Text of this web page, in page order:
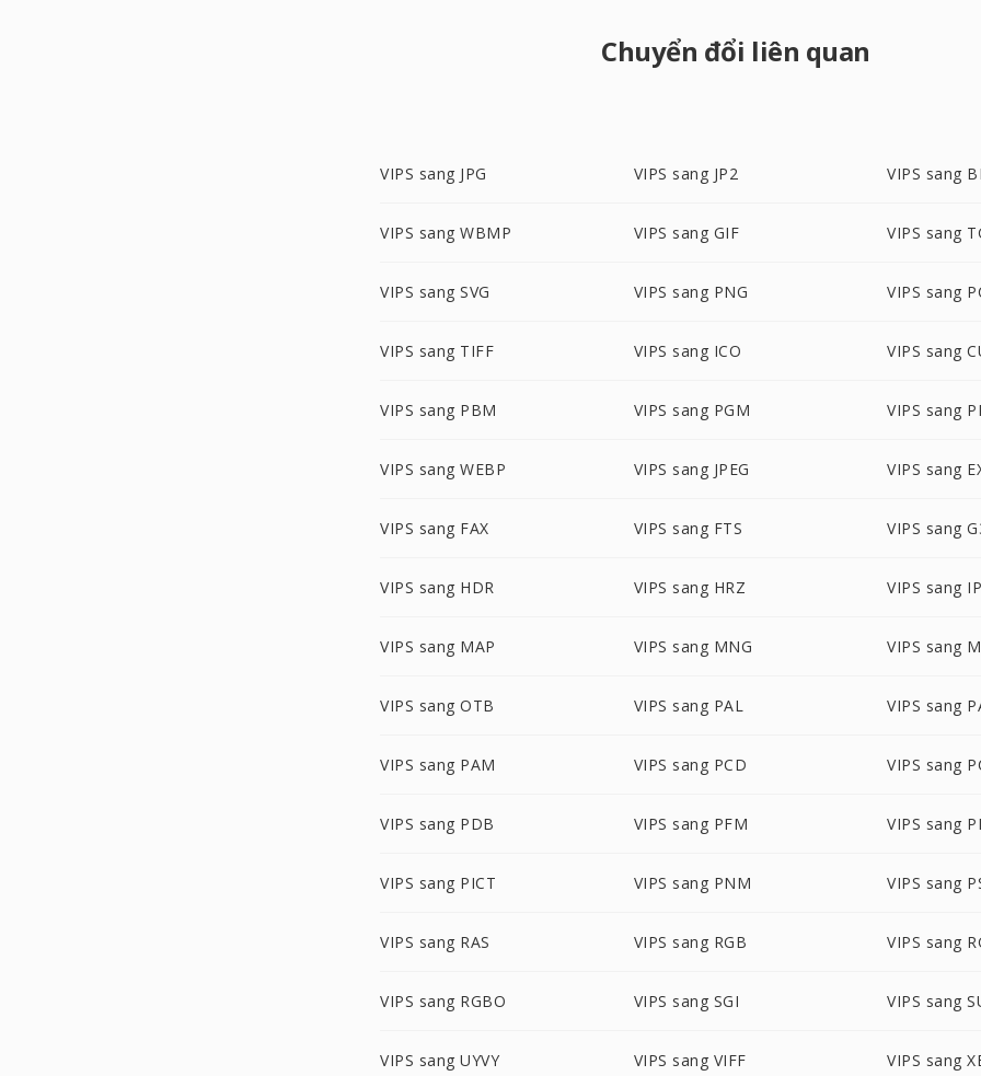
Chuyển đổi liên quan
VIPS sang JPG VIPS sang JP2 VIPS sang
VIPS sang WBMP VIPS sang GIF VIPS sang
VIPS sang SVG VIPS sang PNG VIPS sang
VIPS sang TIFF VIPS sang ICO VIPS sang
VIPS sang PBM VIPS sang PGM VIPS sang
VIPS sang WEBP VIPS sang JPEG VIPS sang
VIPS sang FAX VIPS sang FTS VIPS sang
VIPS sang HDR VIPS sang HRZ VIPS sang
VIPS sang MAP VIPS sang MNG VIPS sang
VIPS sang OTB VIPS sang PAL VIPS sang
VIPS sang PAM VIPS sang PCD VIPS sang
VIPS sang PDB VIPS sang PFM VIPS sang
VIPS sang PICT VIPS sang PNM VIPS sang
VIPS sang RAS VIPS sang RGB VIPS sang
VIPS sang RGBO VIPS sang SGI VIPS sang
VIPS sang UYVY VIPS sang VIFF VIPS sang